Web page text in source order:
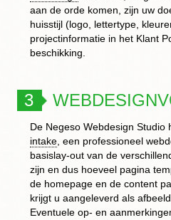
aan de orde komen, zijn uw
huisstijl (logo, lettertype,
projectinformatie in het Klant
beschikking.
3
De Negeso Webdesign
intake, een professioneel
basislay-out van de
zijn en dus hoeveel pagina
de homepage en de content
krijgt u aangeleverd als
Eventuele op- en